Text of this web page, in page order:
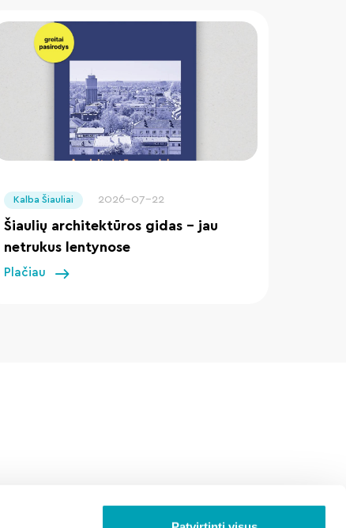
Kalba Šiauliai 2026-07-22
Šiaulių architektūros gidas – jau
netrukus lentynose
Plačiau